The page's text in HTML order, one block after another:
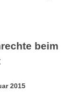
beim
2015